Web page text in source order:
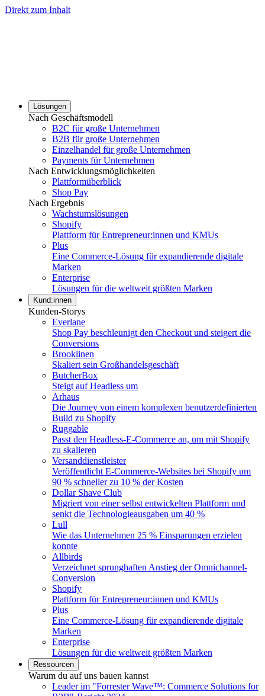
Direkt zum Inhalt
Lösungen
Nach Geschäftsmodell
B2C für große Unternehmen
B2B für große Unternehmen
Einzelhandel für große Unternehmen
Payments für Unternehmen
Nach Entwicklungsmöglichkeiten
Plattformüberblick
Shop Pay
Nach Ergebnis
Wachstumslösungen
Shopify
Plattform für Entrepreneur:innen und KMUs
Plus
Eine Commerce-Lösung für expandierende digitale
Marken
Enterprise
Lösungen für die weltweit größten Marken
Kund:innen
Kunden-Storys
Everlane
Shop Pay beschleunigt den Checkout und steigert die
Conversions
Brooklinen
Skaliert sein Großhandelsgeschäft
ButcherBox
Steigt auf Headless um
Arhaus
Die Journey von einem komplexen benutzerdefinierten
Build zu Shopify
Ruggable
Passt den Headless-E-Commerce an, um mit Shopify
zu skalieren
Versanddienstleister
Veröffentlicht E-Commerce-Websites bei Shopify um
90 % schneller zu 10 % der Kosten
Dollar Shave Club
Migriert von einer selbst entwickelten Plattform und
senkt die Technologieausgaben um 40 %
Lull
Wie das Unternehmen 25 % Einsparungen erzielen
konnte
Allbirds
Verzeichnet sprunghaften Anstieg der Omnichannel-
Conversion
Shopify
Plattform für Entrepreneur:innen und KMUs
Plus
Eine Commerce-Lösung für expandierende digitale
Marken
Enterprise
Lösungen für die weltweit größten Marken
Ressourcen
Warum du auf uns bauen kannst
Leader im "Forrester Wave™: Commerce Solutions for